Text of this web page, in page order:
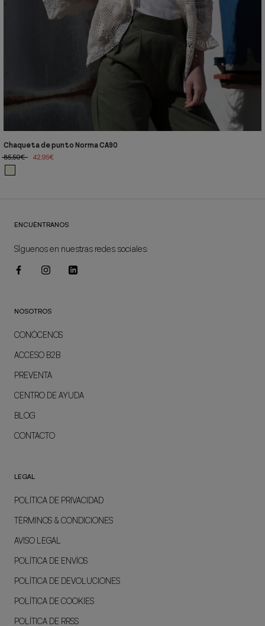
Chaqueta de punto Norma CA90
85,50€
42,95€
ENCUÉNTRANOS
SÍguenos en nuestras redes sociales:
NOSOTROS
CONÓCENOS
ACCESO B2B
PREVENTA
CENTRO DE AYUDA
BLOG
CONTACTO
LEGAL
POLÍTICA DE PRIVACIDAD
TÉRMINOS & CONDICIONES
AVISO LEGAL
POLÍTICA DE ENVÍOS
POLÍTICA DE DEVOLUCIONES
POLÍTICA DE COOKIES
POLÍTICA DE RRSS